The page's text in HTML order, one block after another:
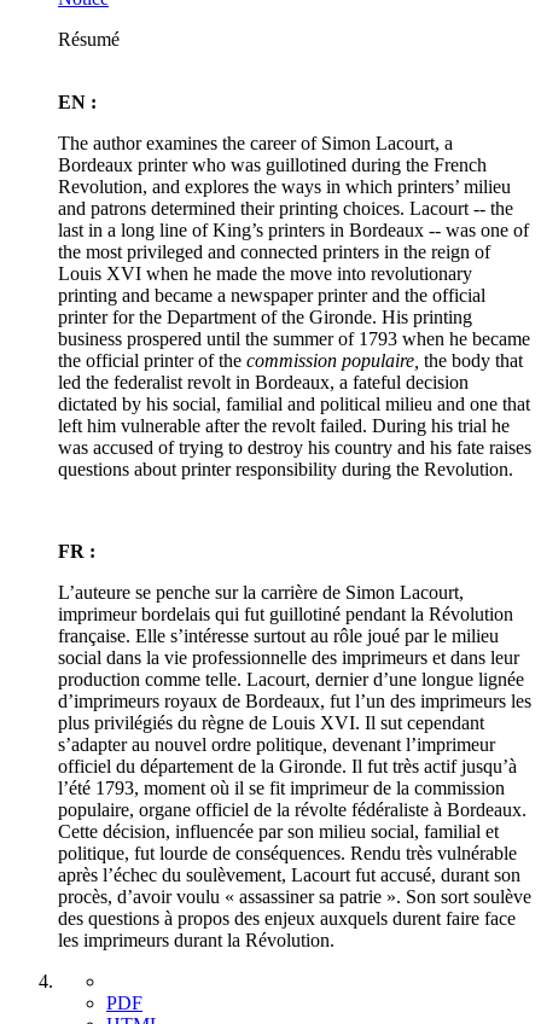
Résumé
EN :
The author examines the career of Simon Lacourt, a
Bordeaux printer who was guillotined during the French
Revolution, and explores the ways in which printers’ milieu
and patrons determined their printing choices. Lacourt -- the
last in a long line of King’s printers in Bordeaux -- was one of
the most privileged and connected printers in the reign of
Louis XVI when he made the move into revolutionary
printing and became a newspaper printer and the official
printer for the Department of the Gironde. His printing
business prospered until the summer of 1793 when he became
the official printer of the commission populaire, the body that
led the federalist revolt in Bordeaux, a fateful decision
dictated by his social, familial and political milieu and one that
left him vulnerable after the revolt failed. During his trial he
was accused of trying to destroy his country and his fate raises
questions about printer responsibility during the Revolution.
FR :
L’auteure se penche sur la carrière de Simon Lacourt,
imprimeur bordelais qui fut guillotiné pendant la Révolution
française. Elle s’intéresse surtout au rôle joué par le milieu
social dans la vie professionnelle des imprimeurs et dans leur
production comme telle. Lacourt, dernier d’une longue lignée
d’imprimeurs royaux de Bordeaux, fut l’un des imprimeurs les
plus privilégiés du règne de Louis XVI. Il sut cependant
s’adapter au nouvel ordre politique, devenant l’imprimeur
officiel du département de la Gironde. Il fut très actif jusqu’à
l’été 1793, moment où il se fit imprimeur de la commission
populaire, organe officiel de la révolte fédéraliste à Bordeaux.
Cette décision, influencée par son milieu social, familial et
politique, fut lourde de conséquences. Rendu très vulnérable
après l’échec du soulèvement, Lacourt fut accusé, durant son
procès, d’avoir voulu « assassiner sa patrie ». Son sort soulève
des questions à propos des enjeux auxquels durent faire face
les imprimeurs durant la Révolution.
PDF